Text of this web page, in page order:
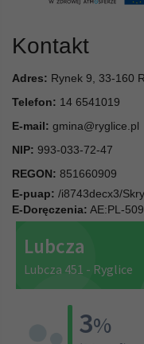
Kontakt
Adres: Rynek 9, 33-160
Telefon: 14 6541019
E-mail: gmina@ryglice.pl
NIP: 993-033-72-47
REGON: 851660909
E-puap: /i8743decx3/
E-Doręczenia: AE:PL-